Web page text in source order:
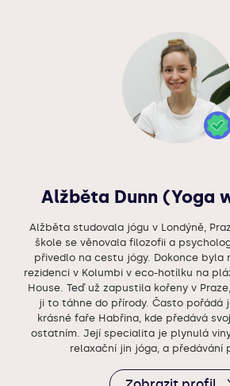
Alžběta Dunn (Yoga
Alžběta studovala jógu v Londýně,
škole se věnovala filozofii a
přivedlo na cestu jógy. Dokonce byla
rezidenci v Kolumbi v eco-hotílku na
House. Teď už zapustila kořeny v
ji to táhne do přírody. Často pořádá
krásné faře Habřina, kde předává
ostatním. Její specialita je plynulá
relaxační jin jóga, a předávání